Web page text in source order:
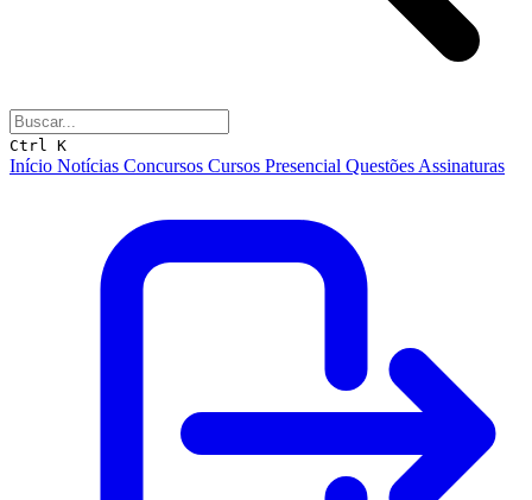
Ctrl K
Início Notícias Concursos Cursos Presencial Questões Assinaturas